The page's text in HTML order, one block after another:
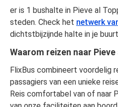
er is 1 bushalte in Pieve al
steden. Check het netwerk
dichtstbijzijnde halte in je
Waarom reizen naar
FlixBus combineert voordelig
passagiers van een unieke
Reis comfortabel van of naar